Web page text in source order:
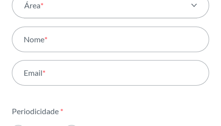
Área*
Atividade
Institucional
Inovação
Nome*
Email*
Periodicidade *